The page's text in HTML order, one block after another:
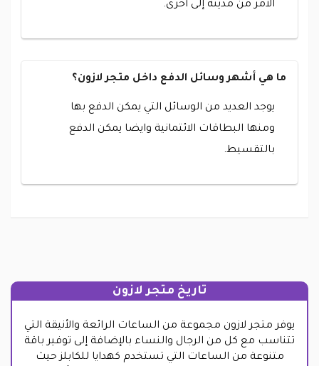
الأمر من مدينة إلى أخرى.
ما هي أشهر وسائل الدفع داخل متجر لازون؟
يوجد العديد من الوسائل التي يمكن الدفع بها
ومنها البطاقات الائتمانية وايضا يمكن الدفع
بالتقسيط.
تاريخ متجر لازون
يوفر متجر لازون مجموعة من الساعات الرائعة والأنيقة التي
تتناسب مع كل من الرجال والنساء بالإضافة إلى توفير باقة
متنوعة من الساعات التي تستخدم كهدايا للكابلز حيث